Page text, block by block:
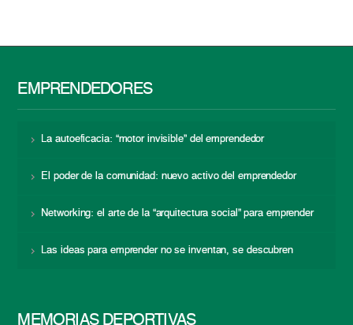
EMPRENDEDORES
La autoeficacia: “motor invisible” del emprendedor
El poder de la comunidad: nuevo activo del emprendedor
Networking: el arte de la “arquitectura social” para emprender
Las ideas para emprender no se inventan, se descubren
MEMORIAS DEPORTIVAS